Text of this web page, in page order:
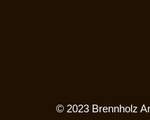
© 2023 Brennholz